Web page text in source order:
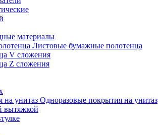
материалы
Листовые бумажные полотенца
V сложения
Z сложения
Одноразовые покрытия на унитаз
вытяжкой